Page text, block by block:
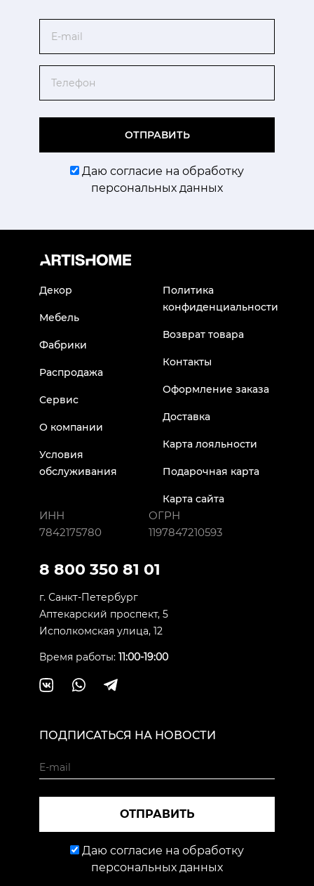
ОТПРАВИТЬ
Даю согласие на обработку
персональных данных
Декор
Мебель
Фабрики
Распродажа
Сервис
О компании
Условия
обслуживания
Политика
конфиденциальности
Возврат товара
Контакты
Оформление заказа
Доставка
Карта лояльности
Подарочная карта
Карта сайта
ИНН
7842175780
ОГРН
1197847210593
8 800 350 81 01
г. Санкт-Петербург
Аптекарский проспект, 5
Исполкомская улица, 12
Время работы: 11:00-19:00
ПОДПИСАТЬСЯ НА НОВОСТИ
ОТПРАВИТЬ
Даю согласие на обработку
персональных данных